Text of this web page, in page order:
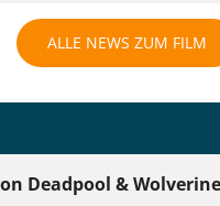
ALLE NEWS ZUM FILM
Deadpool &